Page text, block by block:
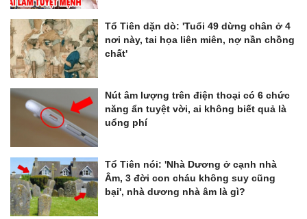
Tổ Tiên dặn dò: 'Tuổi 49 dừng chân ở 4
nơi này, tai họa liên miên, nợ nần chồng
chất'
Nút âm lượng trên điện thoại có 6 chức
năng ẩn tuyệt vời, ai không biết quả là
uổng phí
Tổ Tiên nói: 'Nhà Dương ở cạnh nhà
Âm, 3 đời con cháu không suy cũng
bại', nhà dương nhà âm là gì?